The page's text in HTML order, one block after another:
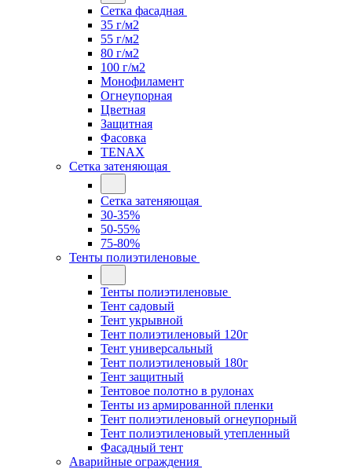
Сетка фасадная
35 г/м2
55 г/м2
80 г/м2
100 г/м2
Монофиламент
Огнеупорная
Цветная
Защитная
Фасовка
TENAX
Сетка затеняющая
Сетка затеняющая
30-35%
50-55%
75-80%
Тенты полиэтиленовые
Тенты полиэтиленовые
Тент садовый
Тент укрывной
Тент полиэтиленовый 120г
Тент универсальный
Тент полиэтиленовый 180г
Тент защитный
Тентовое полотно в рулонах
Тенты из армированной пленки
Тент полиэтиленовый огнеупорный
Тент полиэтиленовый утепленный
Фасадный тент
Аварийные ограждения